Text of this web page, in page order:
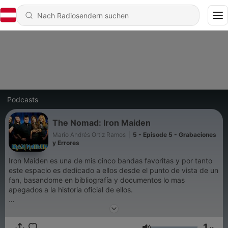
Podcasts
The Nomad: Iron Maiden
Mario Andrés Ortiz Ramos
5 - Episode 5 - Grabaciones
y Errores
Iron Maiden es una de mis cinco bandas favoritas y por tanto
este espacio es dedicado a ellos desde el punto de vista de un
fan, basandome en bibliografía y documentos lo mas
apegados a la historia oficial de ellos.
Cada Martes 2 minutes to midnite un nuevo episodio.